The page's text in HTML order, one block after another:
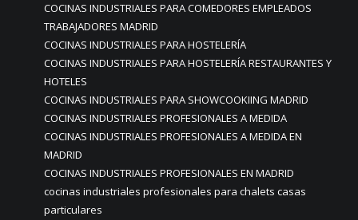
COCINAS INDUSTRIALES PARA COMEDORES EMPLEADOS
TRABAJADORES MADRID
COCINAS INDUSTRIALES PARA HOSTELERÍA
COCINAS INDUSTRIALES PARA HOSTELERÍA RESTAURANTES Y
HOTELES
COCINAS INDUSTRIALES PARA SHOWCOOKIING MADRID
COCINAS INDUSTRIALES PROFESIONALES A MEDIDA
COCINAS INDUSTRIALES PROFESIONALES A MEDIDA EN
MADRID
COCINAS INDUSTRIALES PROFESIONALES EN MADRID
cocinas industriales profesionales para chalets casas
particulares